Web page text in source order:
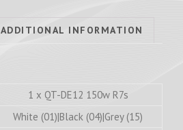
ADDITIONAL INFORMATION
1 x QT-DE12 150w R7s
White (01)|Black (04)|Grey (15)